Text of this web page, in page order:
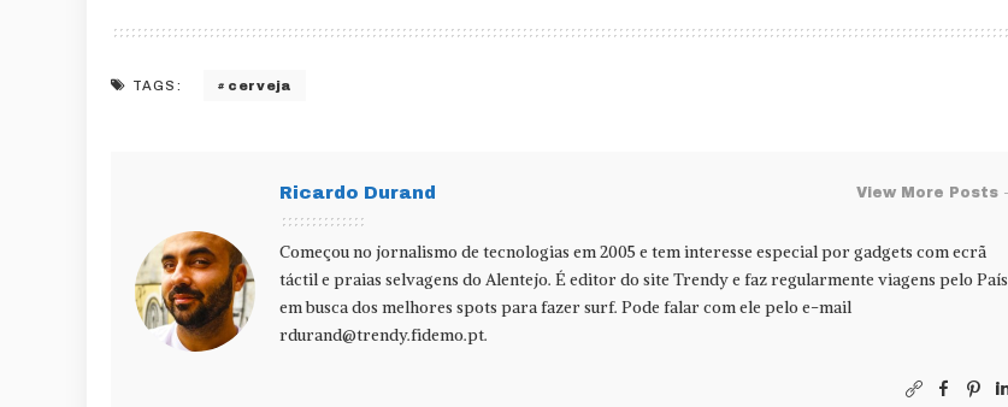
TAGS: cerveja
Ricardo Durand View More Posts
Começou no jornalismo de tecnologias em 2005 e tem interesse especial por gadgets com ecrã
táctil e praias selvagens do Alentejo. É editor do site Trendy e faz regularmente viagens pelo País
em busca dos melhores spots para fazer surf. Pode falar com ele pelo e-mail
rdurand@trendy.fidemo.pt.